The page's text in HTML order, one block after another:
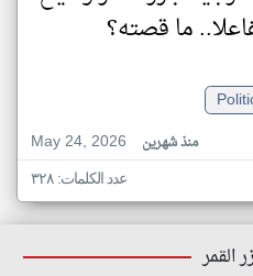
ما قصته؟
May 24, 2026
منذ شهرين
عدد الكلمات: ٣٢٨
القمر